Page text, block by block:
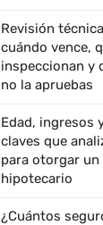
Revisión
cuándo vence,
inspeccionan y
no la apruebas
Edad, ingresos
claves que
para otorgar
hipotecario
¿Cuántos